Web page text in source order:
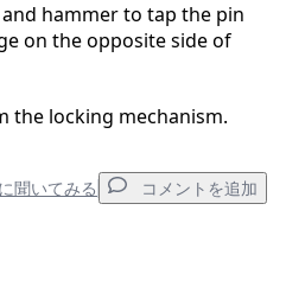
hammer to tap the pin
on the opposite side of
the locking mechanism.
聞いてみる コメントを追加